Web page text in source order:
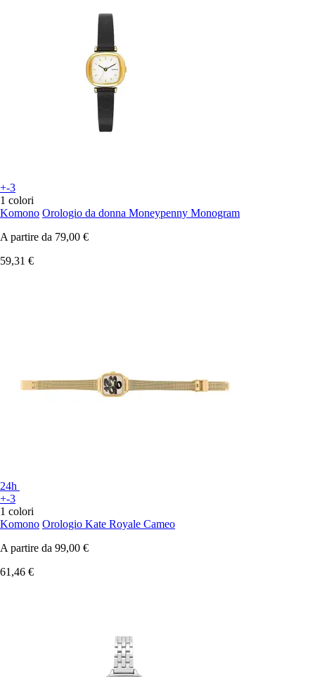
+-3
1 colori
Komono Orologio da donna Moneypenny Monogram
A partire da 79,00 €
59,31 €
24h
+-3
1 colori
Komono Orologio Kate Royale Cameo
A partire da 99,00 €
61,46 €